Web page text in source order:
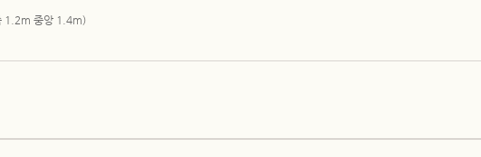
1.2m 중앙 1.4m)